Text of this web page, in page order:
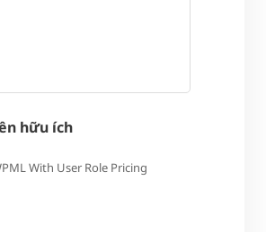
hữu ích
With User Role Pricing